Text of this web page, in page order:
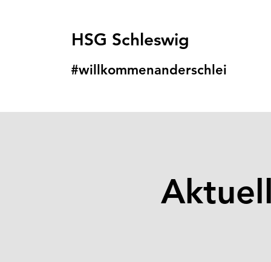
HSG Schleswig
#willkommenanderschlei